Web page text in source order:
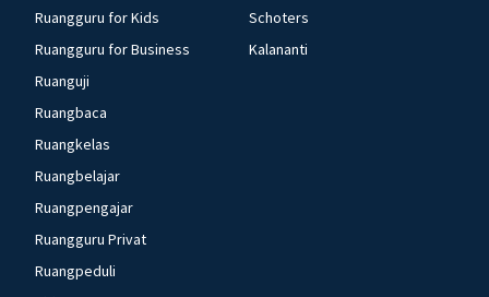
Ruangguru for Kids
Ruangguru for Business
Ruanguji
Ruangbaca
Ruangkelas
Ruangbelajar
Ruangpengajar
Ruangguru Privat
Ruangpeduli
Schoters
Kalananti